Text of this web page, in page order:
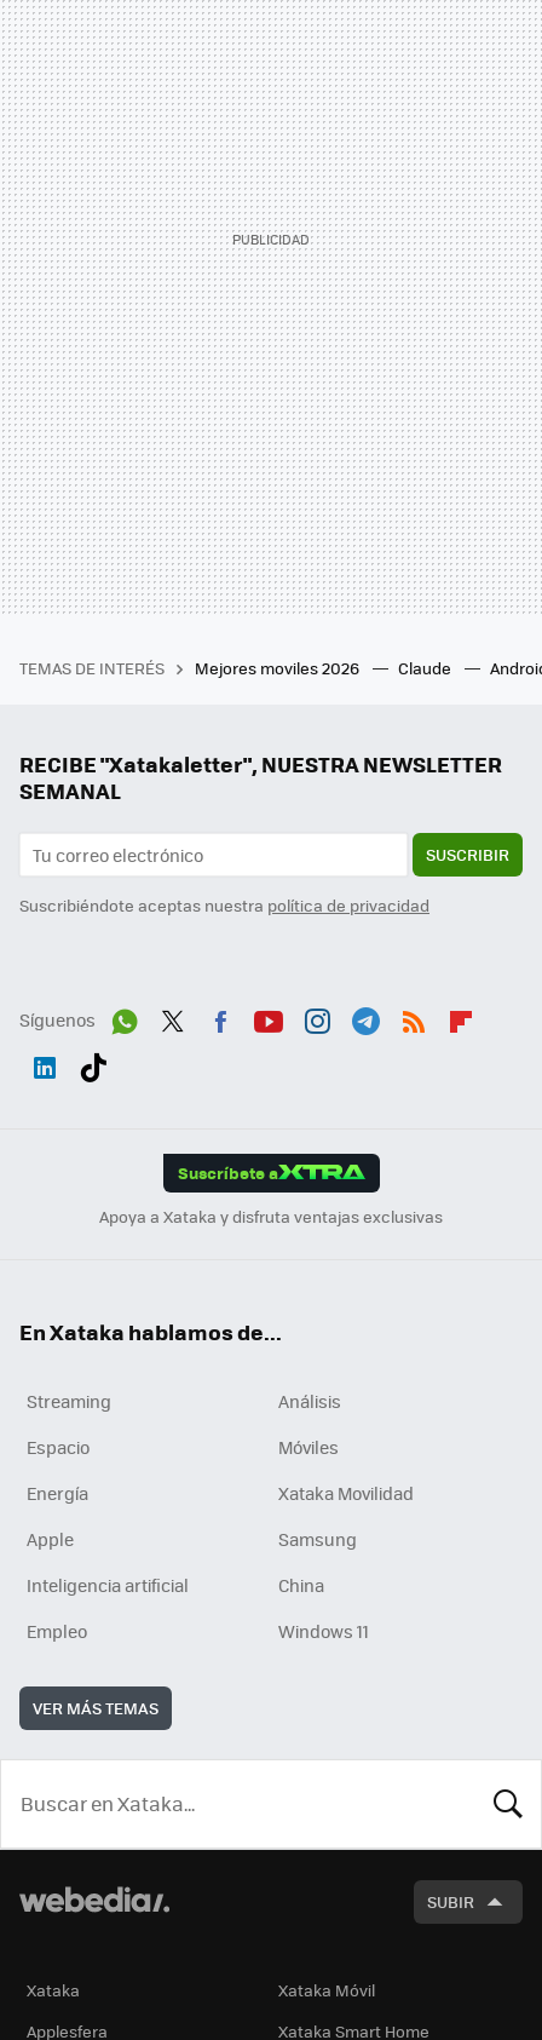
TEMAS DE INTERÉS Mejores moviles 2026 Claude
RECIBE "Xatakaletter", NUESTRA NEWSLETTER
SEMANAL
SUSCRIBIR
Suscribiéndote aceptas nuestra política de privacidad
Síguenos
Suscríbete a
Apoya a Xataka y disfruta ventajas exclusivas
En Xataka hablamos de...
Streaming
Análisis
Espacio
Móviles
Energía
Xataka Movilidad
Apple
Samsung
Inteligencia artificial
China
Empleo
Windows 11
VER MÁS TEMAS
SUBIR
Xataka
Xataka Móvil
Applesfera
Xataka Smart Home